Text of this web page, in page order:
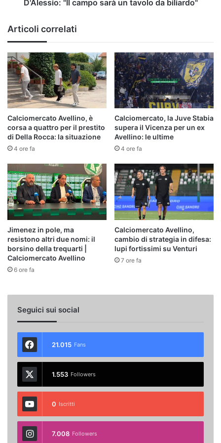
da
biliardo"
D'Alessio: "Il campo sarà un tavolo da biliardo"
Articoli correlati
Calciomercato Avellino, è
corsa a quattro per il prestito
di Della Rocca: la situazione
4 ore fa
Calciomercato, la Juve Stabia
supera il Vicenza per un ex
Avellino: le ultime
4 ore fa
Jimenez in pole, ma
resistono altri due nomi: il
borsino della trequarti |
Calciomercato Avellino
6 ore fa
Calciomercato Avellino,
cambio di strategia in difesa:
lupi fortissimi su Venturi
7 ore fa
Seguici sui social
21.015 Fans
1.553 Followers
0 Iscritti
7.008 Followers